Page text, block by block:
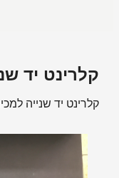
קלרינט יד
קלרינט יד שנייה